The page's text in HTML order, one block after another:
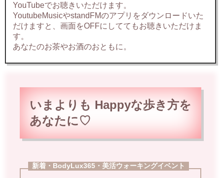
YouTubeでお聴きいただけます。
YoutubeMusicやstandFMのアプリをダウンロードいた
だけますと、画面をOFFにしててもお聴きいただけま
す。
あなたのお茶やお酒のおともに。
いまよりも Happyな歩き方を
あなたに♡
新着・BodyLux365・美活ウォーキングイベント